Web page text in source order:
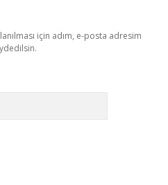
için adım, e-posta adresim